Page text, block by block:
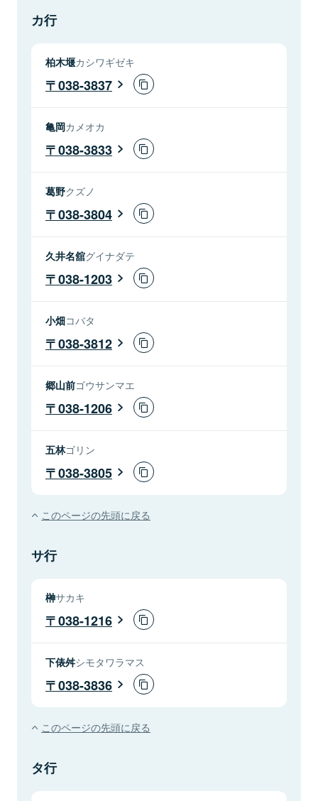
カ行
柏木堰カシワギゼキ
038-3837
亀岡カメオカ
038-3833
葛野クズノ
038-3804
久井名舘グイナダテ
038-1203
小畑コバタ
038-3812
郷山前ゴウサンマエ
038-1206
五林ゴリン
038-3805
このページの先頭に戻る
サ行
榊サカキ
038-1216
下俵舛シモタワラマス
038-3836
このページの先頭に戻る
タ行